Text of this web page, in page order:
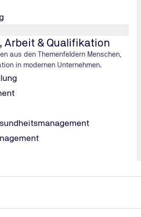
Arbeit & Qualifikation
aus den Themenfeldern Menschen,
in modernen Unternehmen.
in
Neues